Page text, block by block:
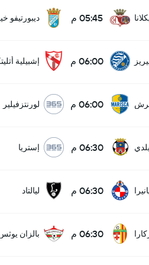
05:45 م ديبورتيفو
06:00 م إشبيلية
06:00 م لورنتزفيلير
06:30 م إستريا
06:30 م ليالتاد
06:30 م بالزان